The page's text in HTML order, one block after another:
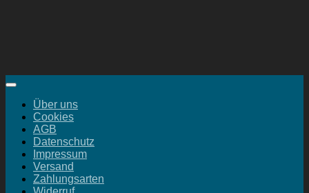
Über uns
Cookies
AGB
Datenschutz
Impressum
Versand
Zahlungsarten